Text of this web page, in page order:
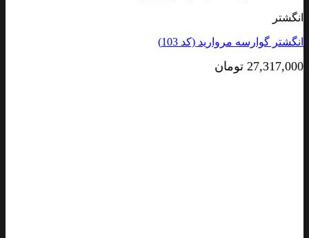
انگشتر
انگشتر گوارسه مروارید (کد 103)
27,317,000 تومان